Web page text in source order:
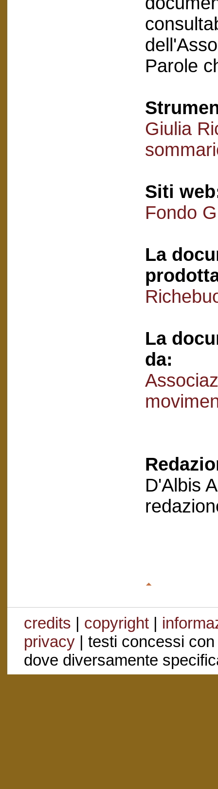
Parole
Giulia
Siti
Fondo
La
La
da:
D'Albis
credits | copyright|
privacy| testi concessi
dove diversamente